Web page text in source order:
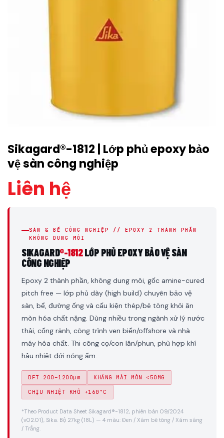
Sikagard®-1812 | Lớp phủ epoxy bảo
vệ sàn công nghiệp
Liên hệ
SÀN & BỂ CÔNG NGHIỆP // EPOXY 2 THÀNH PHẦN
KHÔNG DUNG MÔI
SIKAGARD®-1812LỚP PHỦ EPOXY BẢO VỆ SÀN
CÔNG NGHIỆP
Epoxy 2 thành phần, không dung môi, gốc amine-cured
pitch free — lớp phủ dày (high build) chuyên bảo vệ
sàn, bể, đường ống và cấu kiện thép/bê tông khỏi ăn
mòn hóa chất nặng. Dùng nhiều trong ngành xử lý nước
thải, cống rãnh, công trình ven biển/offshore và nhà
máy hóa chất. Thi công cọ/con lăn/phun, phù hợp khí
hậu nhiệt đới nóng ẩm.
DFT 200–1200µm KHÁNG MÀI MÒN <50MG
CHỊU NHIỆT KHÔ +160°C
*Theo Product Data Sheet Sikagard®-1812, phiên bản 09/2024
(v02.01), Sika. Bộ 27kg (18L) — 4 màu: Đen / Xám bê tông / Xám sáng
/ Trắng.